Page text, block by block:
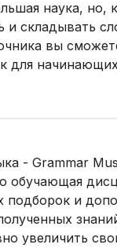
наука, но,
и складывать
вы
для
- Grammar
обучающая
подборок и
увеличить